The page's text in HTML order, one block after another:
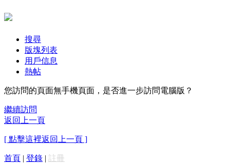
搜尋
版塊列表
用戶信息
熱帖
您訪問的頁面無手機頁面，是否進一步訪問電腦版？
繼續訪問
返回上一頁
[ 點擊這裡返回上一頁 ]
首頁 | 登錄 | 註冊